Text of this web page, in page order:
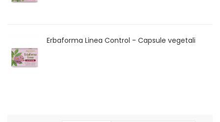
Erbaforma Linea Control - Capsule vegetali